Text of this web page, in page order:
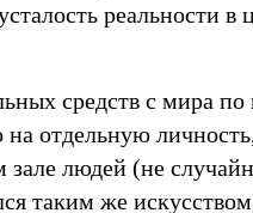
реальности в
средств с мира
отдельную
зале людей (не
таким же